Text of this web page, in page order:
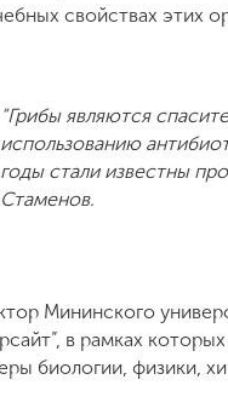
свойствах этих
“Грибы являются
использованию
годы стали известны
Стаменов.
Мининского
в рамках
биологии, физики,